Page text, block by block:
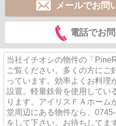
メールでお問
電話でお
当社イチオシの物件の「
ご覧ください。多くの方にご
っています。効率よくお料理
設置。軽量鉄骨を使用してい
ります。アイリスＦＡホーム
堂周辺にある物件なら、
をして下さい。お待ちしてま